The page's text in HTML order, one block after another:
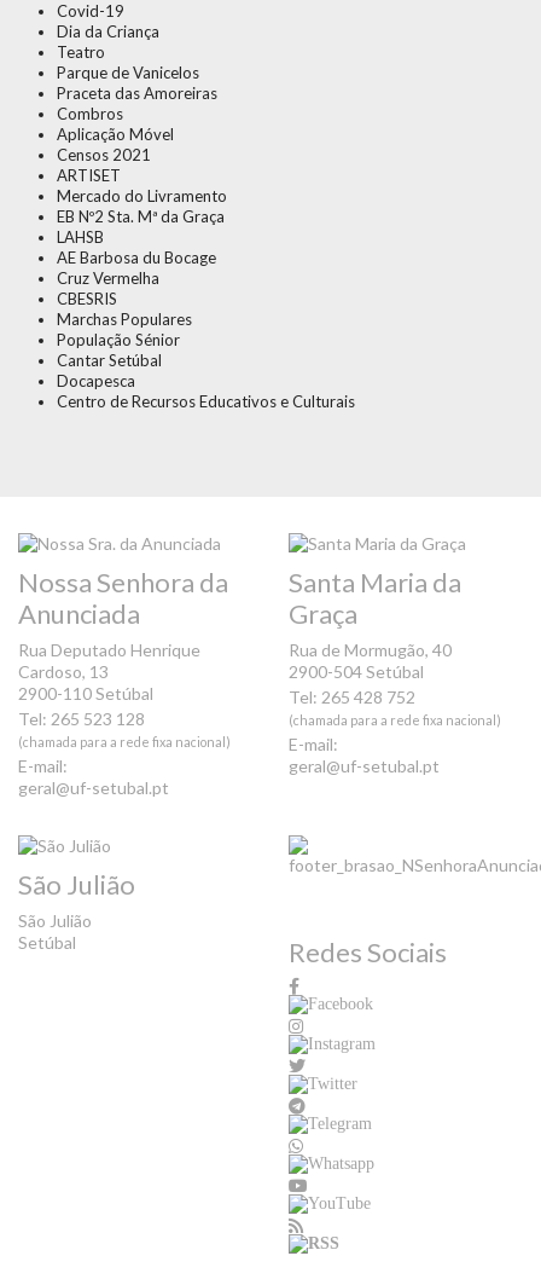
Covid-19
Dia da Criança
Teatro
Parque de Vanicelos
Praceta das Amoreiras
Combros
Aplicação Móvel
Censos 2021
ARTISET
Mercado do Livramento
EB Nº2 Sta. Mª da Graça
LAHSB
AE Barbosa du Bocage
Cruz Vermelha
CBESRIS
Marchas Populares
População Sénior
Cantar Setúbal
Docapesca
Centro de Recursos Educativos e Culturais
Nossa Senhora da
Anunciada
Rua Deputado Henrique
Cardoso, 13
2900-110 Setúbal
Tel: 265 523 128
(chamada para a rede fixa nacional)
E-mail:
geral@uf-setubal.pt
Santa Maria da
Graça
Rua de Mormugão, 40
2900-504 Setúbal
Tel: 265 428 752
(chamada para a rede fixa nacional)
E-mail:
geral@uf-setubal.pt
São Julião
São Julião
Setúbal
Redes Sociais